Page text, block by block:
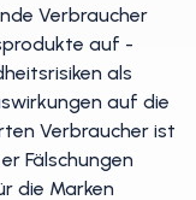
Verbraucher
auf -
als
auf die
Verbraucher ist
Fälschungen
die Marken